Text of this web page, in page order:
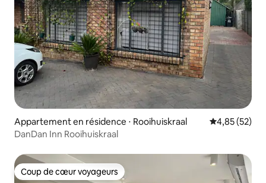
Appartement en résidence ⋅ Rooihuiskraal Évaluation
4,85 (52)
DanDan Inn Rooihuiskraal
Coup de cœur voyageurs
Coup de cœur voyageurs